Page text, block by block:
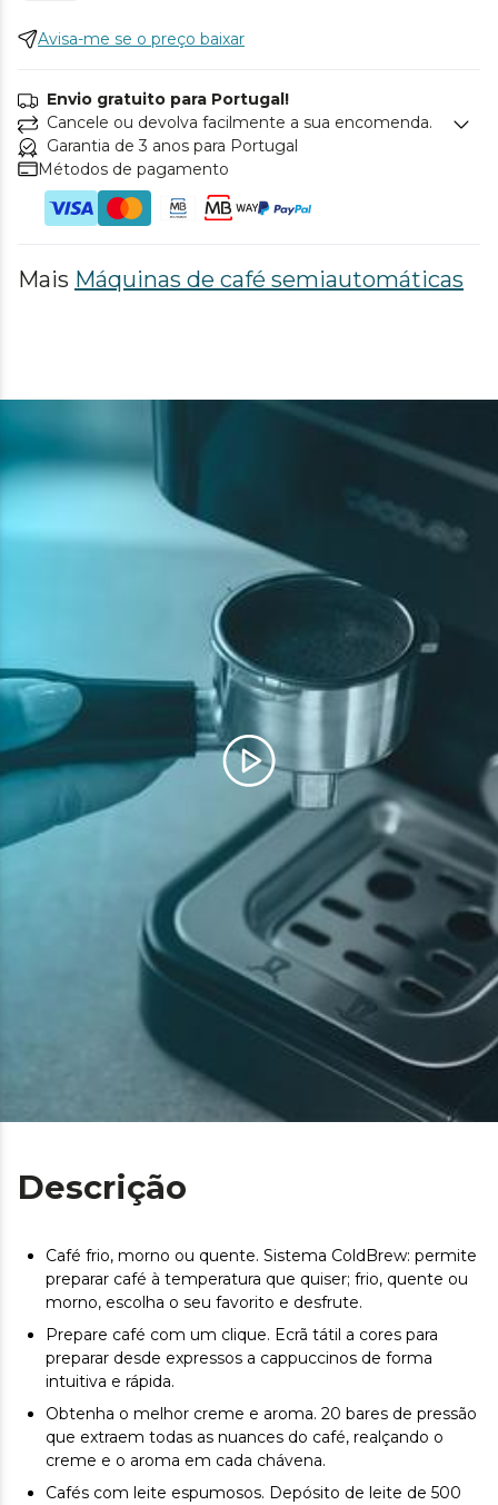
Avisa-me se o preço baixar
Envio gratuito para Portugal!
Cancele ou devolva facilmente a sua encomenda.
Garantia de 3 anos para Portugal
Métodos de pagamento
Mais Máquinas de café semiautomáticas
Descrição
Café frio, morno ou quente. Sistema ColdBrew: permite
preparar café à temperatura que quiser; frio, quente ou
morno, escolha o seu favorito e desfrute.
Prepare café com um clique. Ecrã tátil a cores para
preparar desde expressos a cappuccinos de forma
intuitiva e rápida.
Obtenha o melhor creme e aroma. 20 bares de pressão
que extraem todas as nuances do café, realçando o
creme e o aroma em cada chávena.
Cafés com leite espumosos. Depósito de leite de 500